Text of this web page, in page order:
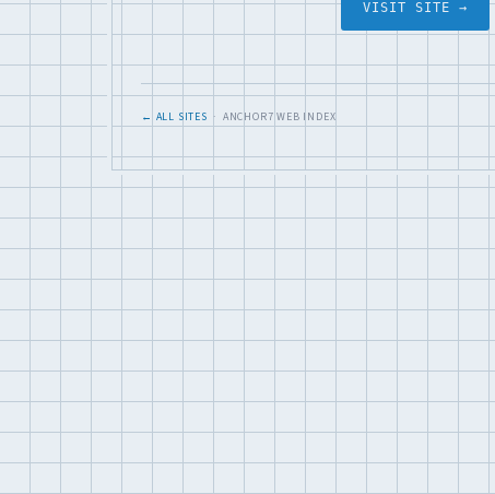
VISIT SITE →
← ALL SITES · ANCHOR7 WEB INDEX